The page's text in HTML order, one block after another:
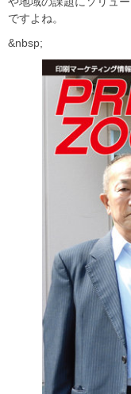
ですよね。
&nbsp;